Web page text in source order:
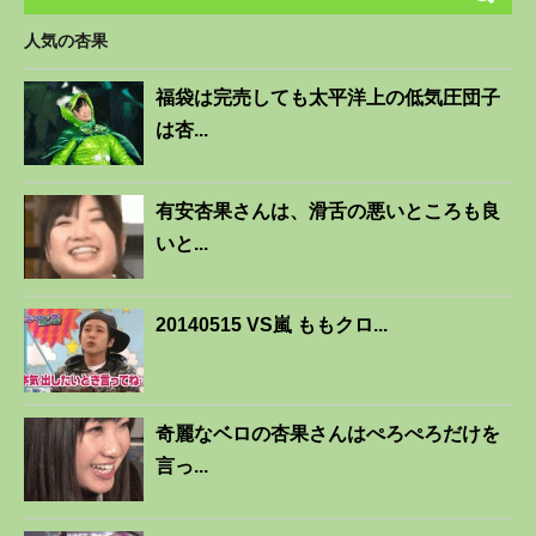
人気の杏果
福袋は完売しても太平洋上の低気圧団子
は杏...
有安杏果さんは、滑舌の悪いところも良
いと...
20140515 VS嵐 ももクロ...
奇麗なベロの杏果さんはぺろぺろだけを
言っ...